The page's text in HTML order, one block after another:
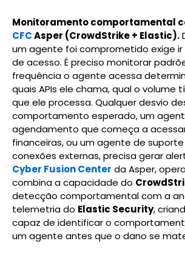
Monitoramento comportamental
CFCAsper (CrowdStrike + Elastic).
um agente foi comprometido exige ir
de acesso. É preciso monitorar
frequência o agente acessa
quais APIs ele chama, qual o volume
que ele processa. Qualquer desvio
comportamento esperado, um
agendamento que começa a
financeiras, ou um agente de
conexões externas, precisa gerar
Cyber Fusion Center da Asper,
combina a capacidade do
detecção comportamental com a
telemetria do Elastic Security,
capaz de identificar o
um agente antes que o dano se